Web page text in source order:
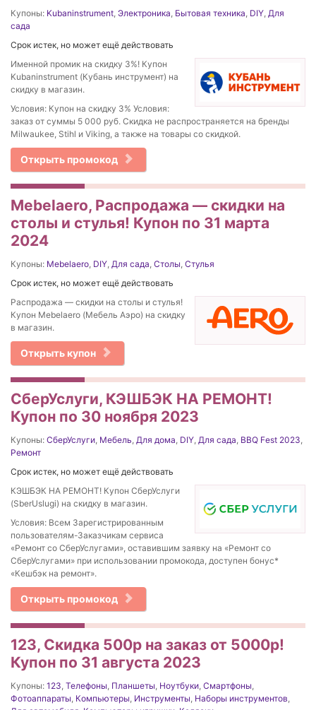
Купоны: Kubaninstrument, Электроника, Бытовая техника, DIY, Для
сада
Срок истек, но может ещё действовать
Именной промик на скидку 3%! Купон
Kubaninstrument (Кубань инструмент) на
скидку в магазин.
Условия: Купон на скидку 3% Условия:
заказ от суммы 5 000 руб. Скидка не распространяется на бренды
Milwaukee, Stihl и Viking, а также на товары со скидкой.
Открыть промокод
Mebelaero, Распродажа — скидки на
столы и стулья! Купон по 31 марта
2024
Купоны: Mebelaero, DIY, Для сада, Столы, Стулья
Срок истек, но может ещё действовать
Распродажа — скидки на столы и стулья!
Купон Mebelaero (Мебель Аэро) на скидку
в магазин.
Открыть купон
СберУслуги, КЭШБЭК НА РЕМОНТ!
Купон по 30 ноября 2023
Купоны: СберУслуги, Мебель, Для дома, DIY, Для сада, BBQ Fest 2023,
Ремонт
Срок истек, но может ещё действовать
КЭШБЭК НА РЕМОНТ! Купон СберУслуги
(SberUslugi) на скидку в магазин.
Условия: Всем Зарегистрированным
пользователям-Заказчикам сервиса
«Ремонт со СберУслугами», оставившим заявку на «Ремонт со
СберУслугами» при использовании промокода, доступен бонус*
«Кешбэк на ремонт».
Открыть промокод
123, Скидка 500р на заказ от 5000р!
Купон по 31 августа 2023
Купоны: 123, Телефоны, Планшеты, Ноутбуки, Смартфоны,
Фотоаппараты, Компьютеры, Инструменты, Наборы инструментов,